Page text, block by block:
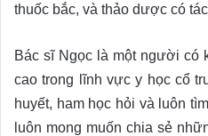
thuốc bắc, và thảo dược có
Bác sĩ Ngọc là một người có
cao trong lĩnh vực y học cổ
huyết, ham học hỏi và luôn
luôn mong muốn chia sẻ